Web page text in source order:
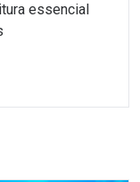
essencial